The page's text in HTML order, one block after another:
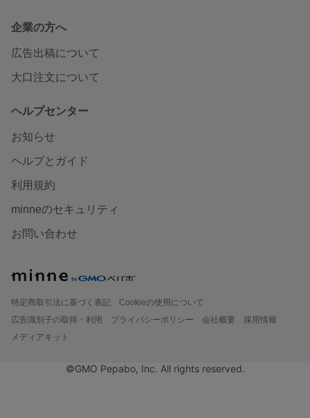
企業の方へ
広告出稿について
大口注文について
ヘルプセンター
お知らせ
ヘルプとガイド
利用規約
minneのセキュリティ
お問い合わせ
特定商取引法に基づく表記
Cookieの使用について
広告識別子の取得・利用
プライバシーポリシー 会社概要
採用情報
メディアキット
©GMO Pepabo, Inc. All rights reserved.